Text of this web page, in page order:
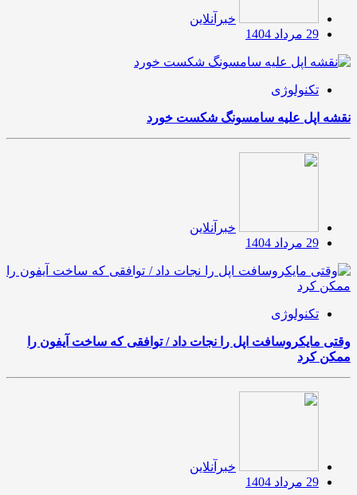
خبرآنلاین
29 مرداد 1404
تکنولوژی
نقشه اپل علیه سامسونگ شکست خورد
خبرآنلاین
29 مرداد 1404
تکنولوژی
وقتی مایکروسافت اپل را نجات داد / توافقی که ساخت آیفون را
ممکن کرد
خبرآنلاین
29 مرداد 1404